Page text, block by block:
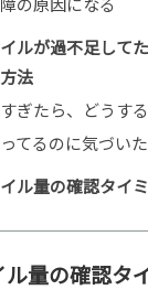
ルが過不足して
法
ぎたら、どうす
てるのに気づい
ル量の確認タイ
量の確認タ